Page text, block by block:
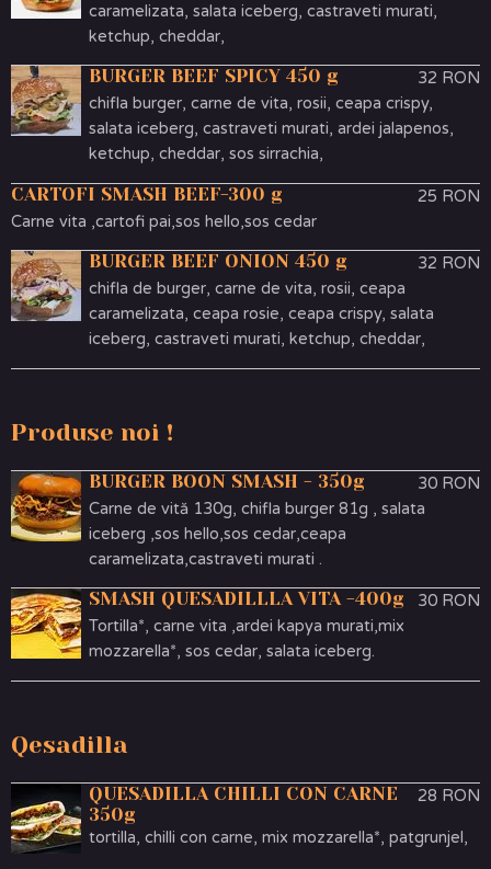
caramelizata, salata iceberg, castraveti murati,
ketchup, cheddar,
BURGER BEEF SPICY 450 g
32 RON
chifla burger, carne de vita, rosii, ceapa crispy,
salata iceberg, castraveti murati, ardei jalapenos,
ketchup, cheddar, sos sirrachia,
CARTOFI SMASH BEEF-300 g
25 RON
Carne vita ,cartofi pai,sos hello,sos cedar
BURGER BEEF ONION 450 g
32 RON
chifla de burger, carne de vita, rosii, ceapa
caramelizata, ceapa rosie, ceapa crispy, salata
iceberg, castraveti murati, ketchup, cheddar,
Produse noi !
BURGER BOON SMASH - 350g
30 RON
Carne de vită 130g, chifla burger 81g , salata
iceberg ,sos hello,sos cedar,ceapa
caramelizata,castraveti murati .
SMASH QUESADILLLA VITA -400g
30 RON
Tortilla*, carne vita ,ardei kapya murati,mix
mozzarella*, sos cedar, salata iceberg.
Qesadilla
QUESADILLA CHILLI CON CARNE
350g
28 RON
tortilla, chilli con carne, mix mozzarella*, patgrunjel,